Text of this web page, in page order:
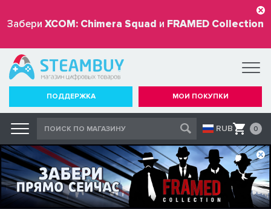
Забери XCOM: Chimera Squad и FRAMED Collection
бесплатно
ПОДДЕРЖКА МОИ ПОКУПКИ
RUB 0